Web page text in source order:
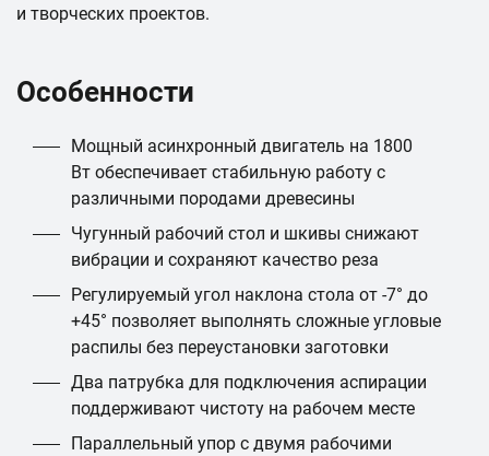
и творческих проектов.
Особенности
Мощный асинхронный двигатель на 1800
Вт обеспечивает стабильную работу с
различными породами древесины
Чугунный рабочий стол и шкивы снижают
вибрации и сохраняют качество реза
Регулируемый угол наклона стола от -7° до
+45° позволяет выполнять сложные угловые
распилы без переустановки заготовки
Два патрубка для подключения аспирации
поддерживают чистоту на рабочем месте
Параллельный упор с двумя рабочими